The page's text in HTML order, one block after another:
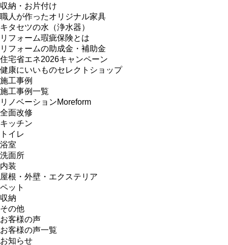
収納・お片付け
職人が作ったオリジナル家具
キタセツの水（浄水器）
リフォーム瑕疵保険とは
リフォームの助成金・補助金
住宅省エネ2026キャンペーン
健康にいいものセレクトショップ
施工事例
施工事例一覧
リノベーションMoreform
全面改修
キッチン
トイレ
浴室
洗面所
内装
屋根・外壁・エクステリア
ペット
収納
その他
お客様の声
お客様の声一覧
お知らせ